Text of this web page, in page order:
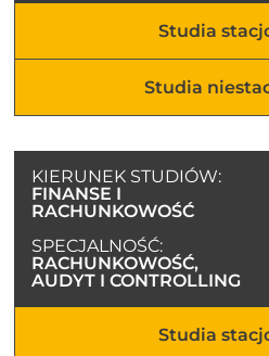
Studia
Studia
KIERUNEK STUDIÓW:
FINANSE I
RACHUNKOWOŚĆ
SPECJALNOŚĆ:
RACHUNKOWOŚĆ,
AUDYT I CONTROLLING
Studia